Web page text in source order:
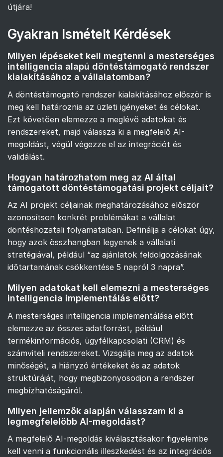
útjára!
Gyakran Ismételt Kérdések
Milyen lépéseket kell megtenni a mesterséges
intelligencia alapú döntéstámogató rendszer
kialakításához a vállalatomban?
A döntéstámogató rendszer kialakításához először is
meg kell határoznia az üzleti igényeket és célokat.
Ezt követően elemezze a meglévő adatokat és
rendszereket, majd válassza ki a megfelelő AI-
megoldást, végül végezze el az integrációt és
validálást.
Hogyan határozhatom meg az AI által
támogatott döntéstámogatási projekt céljait?
Az AI projekt céljainak meghatározásához először
azonosítson konkrét problémákat a vállalat
döntéshozatali folyamataiban. Definálja a célokat úgy,
hogy azok összhangban legyenek a vállalati
stratégiával, például “az ajánlatok feldolgozásának
időtartamának csökkentése 5 napról 3 napra”.
Milyen adatokat kell elemezni a mesterséges
intelligencia implementálás előtt?
A mesterséges intelligencia implementálása előtt
elemezze az összes adatforrást, például
termékinformációs, ügyfélkapcsolati (CRM) és
számviteli rendszereket. Vizsgálja meg az adatok
minőségét, a hiányzó értékeket és az adatok
struktúráját, hogy megbizonyosodjon a rendszer
megbízhatóságáról.
Milyen jellemzők alapján válasszam ki a
legmegfelelőbb AI-megoldást?
A megfelelő AI-megoldás kiválasztásakor figyelembe
kell venni a funkcionális illeszkedést és az integrációs